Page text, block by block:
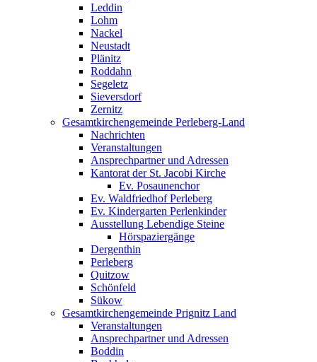
Leddin
Lohm
Nackel
Neustadt
Plänitz
Roddahn
Segeletz
Sieversdorf
Zernitz
Gesamtkirchengemeinde Perleberg-Land
Nachrichten
Veranstaltungen
Ansprechpartner und Adressen
Kantorat der St. Jacobi Kirche
Ev. Posaunenchor
Ev. Waldfriedhof Perleberg
Ev. Kindergarten Perlenkinder
Ausstellung Lebendige Steine
Hörspaziergänge
Dergenthin
Perleberg
Quitzow
Schönfeld
Sükow
Gesamtkirchengemeinde Prignitz Land
Veranstaltungen
Ansprechpartner und Adressen
Boddin